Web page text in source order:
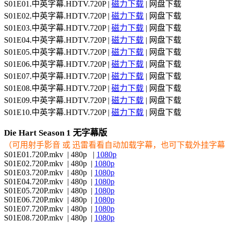
S01E01.中英字幕.HDTV.720P | 磁力下载 | 网盘下载
S01E02.中英字幕.HDTV.720P | 磁力下载 | 网盘下载
S01E03.中英字幕.HDTV.720P | 磁力下载 | 网盘下载
S01E04.中英字幕.HDTV.720P | 磁力下载 | 网盘下载
S01E05.中英字幕.HDTV.720P | 磁力下载 | 网盘下载
S01E06.中英字幕.HDTV.720P | 磁力下载 | 网盘下载
S01E07.中英字幕.HDTV.720P | 磁力下载 | 网盘下载
S01E08.中英字幕.HDTV.720P | 磁力下载 | 网盘下载
S01E09.中英字幕.HDTV.720P | 磁力下载 | 网盘下载
S01E10.中英字幕.HDTV.720P | 磁力下载 | 网盘下载
Die Hart Season 1 无字幕版
（可用射手影音 或 迅雷看看自动加载字幕，也可下载外挂字幕
S01E01.720P.mkv | 480p | 1080p
S01E02.720P.mkv | 480p | 1080p
S01E03.720P.mkv | 480p | 1080p
S01E04.720P.mkv | 480p | 1080p
S01E05.720P.mkv | 480p | 1080p
S01E06.720P.mkv | 480p | 1080p
S01E07.720P.mkv | 480p | 1080p
S01E08.720P.mkv | 480p | 1080p